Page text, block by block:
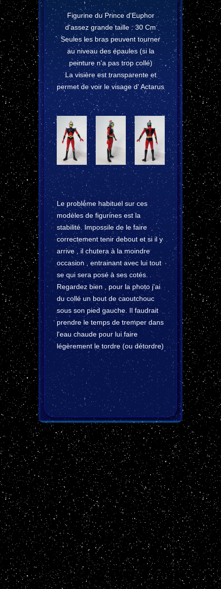
Figurine du Prince d'Euphor
d'assez grande taille : 30 Cm
Seules les bras peuvent tourner
au niveau des épaules (si la
peinture n'a pas trop collé)
La visière est transparente et
permet de voir le visage d' Actarus
Le problème habituel sur ces
modèles de figurines est la
stabilité. Impossile de le faire
correctement tenir debout et si il y
arrive , il chutera à la moindre
occasion , entrainant avec lui tout
se qui sera posé à ses cotés.
Regardez bien , pour la photo j'ai
du collé un bout de caoutchouc
sous son pied gauche. Il faudrait
prendre le temps de tremper dans
l'eau chaude pour lui faire
légèrement le tordre (ou détordre)